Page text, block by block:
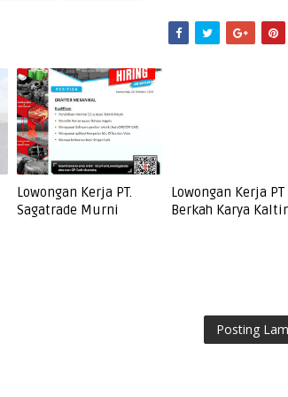
Lowongan Kerja PT.
Sagatrade Murni
Lowongan Kerja PT
Berkah Karya
Posting